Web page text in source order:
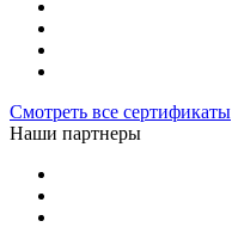
Смотреть все сертификаты
Наши партнеры